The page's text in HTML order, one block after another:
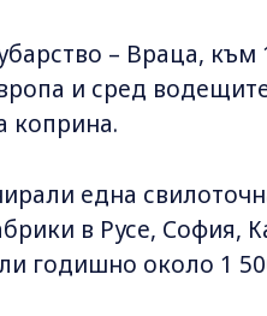
– Враца, към
и сред
коприна.
една
в Русе, София,
годишно около 1